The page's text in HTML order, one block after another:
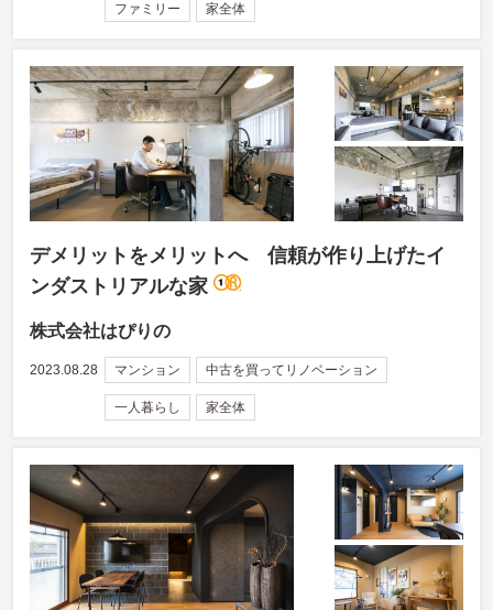
ファミリー 家全体
デメリットをメリットへ 信頼が作り上げたイ
ンダストリアルな家
株式会社はぴりの
2023.08.28 マンション 中古を買ってリノベーション
一人暮らし 家全体